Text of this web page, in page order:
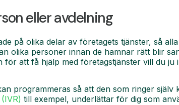
eller avdelning
på olika delar av företagets tjänster, så
olika personer innan de hamnar rätt blir
för att få hjälp med företagstjänster vill du ju
programmeras så att den som ringer själv
till exempel, underlättar för dig som